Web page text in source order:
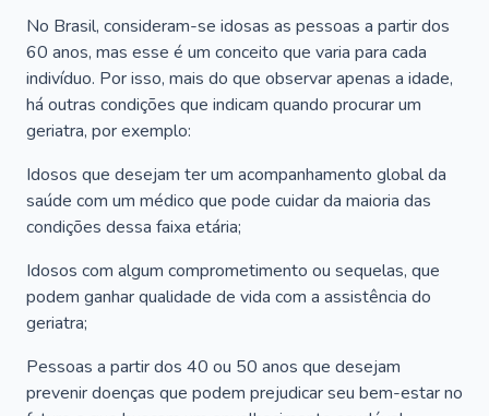
No Brasil, consideram-se idosas as pessoas a partir dos
60 anos, mas esse é um conceito que varia para cada
indivíduo. Por isso, mais do que observar apenas a idade,
há outras condições que indicam quando procurar um
geriatra, por exemplo:
Idosos que desejam ter um acompanhamento global da
saúde com um médico que pode cuidar da maioria das
condições dessa faixa etária;
Idosos com algum comprometimento ou sequelas, que
podem ganhar qualidade de vida com a assistência do
geriatra;
Pessoas a partir dos 40 ou 50 anos que desejam
prevenir doenças que podem prejudicar seu bem-estar no